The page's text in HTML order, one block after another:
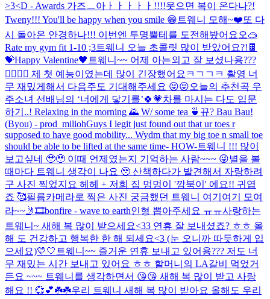
>3<D - Awards 가즈ㅡ아ㅏㅏㅏㅏㅏ!!!!웃으면 복이 온다나?!
Tweny!!! You'll be happy when you smile 😁 트웨니 모해~❤️또 다
시 돌아온 안경하나!!! 이번엔 투명뿔테를 도전해봤어요오🥽
Rate my gym fit 1-10 ;3트웨니 오늘 초콜릿 많이 받았어요?!🍫
💝Happy Valentine🖤 트웨니~~ 어제 아는외고 잘 보셨나용???
🤸‍♀️🤸‍♀️ 제 첫 예능이였는데 많이 긴장했어요ㅋㄱㄱㅋ 촬영 너
무 재밌게해서 다음주도 기대해주세요 😝😝오늘의 추천곡 우
주소녀 선배님의 ‘너에게 닿기를’🍀💗차를 마시는 다도 입문
하기..! Relaxing in the morning 🌄 W/ some tea 🍵 뀨? Bau Bau!
(Byou) - prod_miliohGuys I legit just found out that ur toes r
supposed to have good mobility... Wydm that my big toe n small toe
should be able to be lifted at the same time- HOW-트웨니 !!! 많이
보고싶네 🥹🥹 이때 언제였는지 기억하는 사람~~~ 😜별을 볼
때마다 트웨니 생각이 나요 🥹 산책하다가 발견해서 자랑하려
구 사진 찍었지요 헤헤 + 저희 집 멍멍이 '깜북이' 에요!! 귀엽
죠 🥰필름카메라로 찍은 사진 궁금했던 트웨니 여기여기 모여
라~~🤳🎞️bonfire - wave to earth인형 뽑아주세요 ㅠㅠ사랑하는
트웨니~ 새해 복 많이 받으세요<33 연휴 잘 보내셨죠? ㅎㅎ 올
해 도 건강하고 행복한 한 해 되세요<3 (눈 오니까 따듯하게 입
으세요)💛🤍 트웨니~~ 즐거운 연휴 보내고 있어용??? 저도 너
무 재밌는 시간 보내고 있어요 ㅎㅎ 할머니의 LA갈비 먹었거
든요 ~~~ 트웨니를 생각하면서 😘😘 새해 복 많이 받고 사랑
해요 !! 💞💕☘️☘️우리 트웨니 새해 복 많이 받아요 올해도 우리